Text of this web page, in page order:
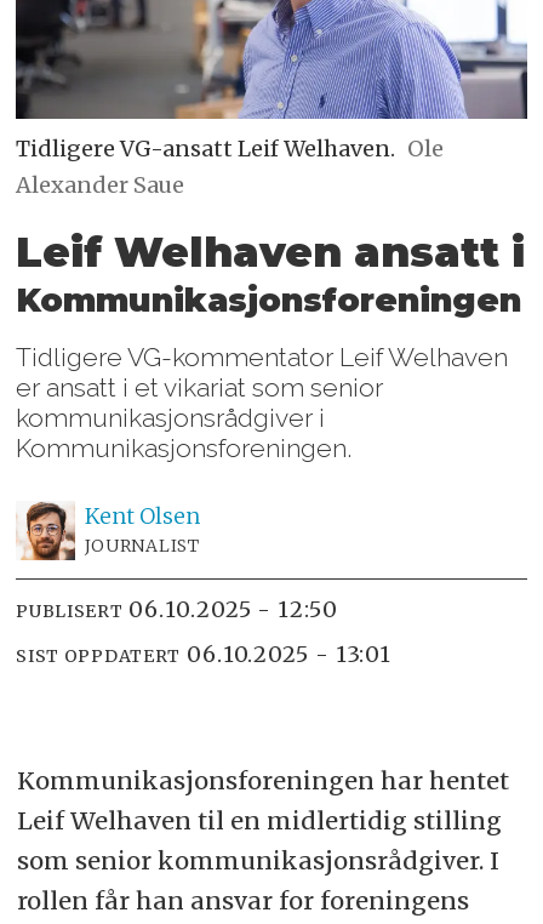
Tidligere VG-ansatt Leif Welhaven. Ole
Alexander Saue
Leif Welhaven ansatt i
Kommunikasjonsforeningen
Tidligere VG-kommentator Leif Welhaven
er ansatt i et vikariat som senior
kommunikasjonsrådgiver i
Kommunikasjonsforeningen.
Kent Olsen
JOURNALIST
PUBLISERT 06.10.2025 - 12:50
SIST OPPDATERT 06.10.2025 - 13:01
Kommunikasjonsforeningen har hentet
Leif Welhaven til en midlertidig stilling
som senior kommunikasjonsrådgiver. I
rollen får han ansvar for foreningens